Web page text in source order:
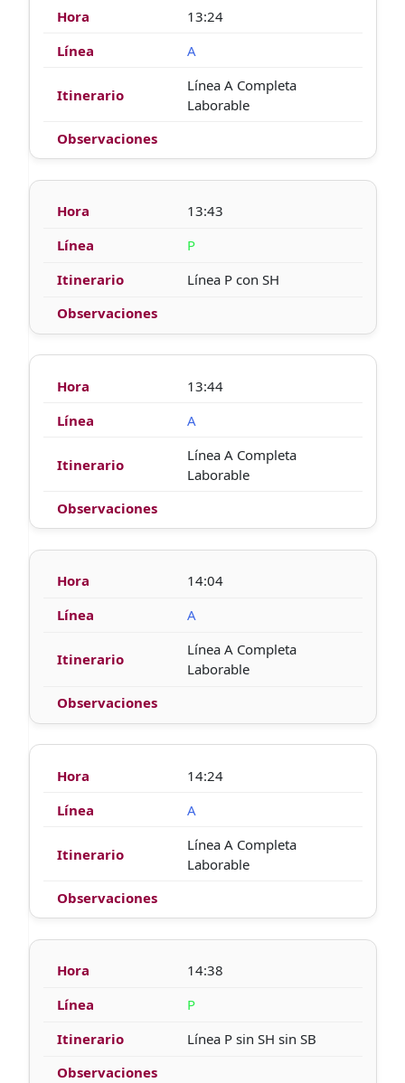
13:24
A
Línea A Completa
Laborable
13:43
P
Línea P con SH
13:44
A
Línea A Completa
Laborable
14:04
A
Línea A Completa
Laborable
14:24
A
Línea A Completa
Laborable
14:38
P
Línea P sin SH sin SB